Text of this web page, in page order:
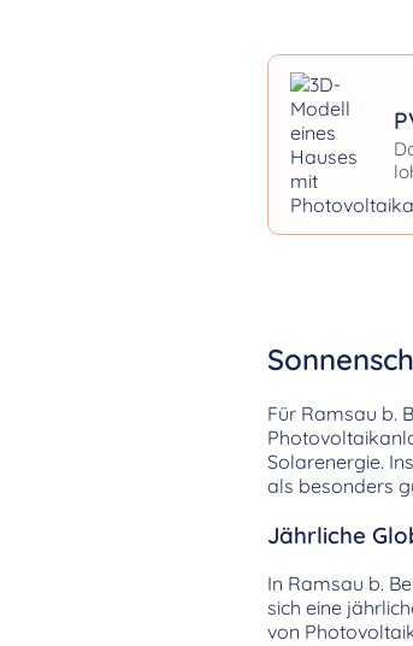
Für Ramsau b.
Solarenergie.
als besonders
Jährliche
In Ramsau b.
sich eine
von